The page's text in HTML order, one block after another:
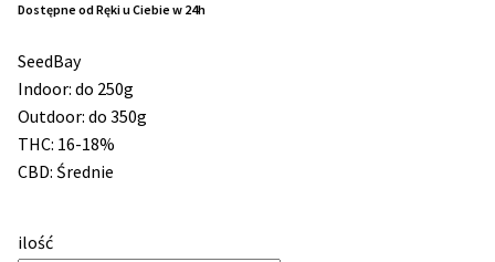
Przewaga Sativa
100% Indica
100% Sativa
50% Indica i 50% Sativa
Dostępne od Ręki u Ciebie w 24h
SeedBay
Indoor: do 250g
Outdoor: do 350g
THC: 16-18%
CBD: Średnie
ilość